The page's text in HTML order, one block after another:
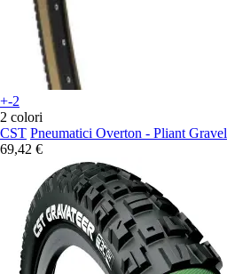
+-2
2 colori
CST Pneumatici Overton - Pliant Gravel
69,42 €